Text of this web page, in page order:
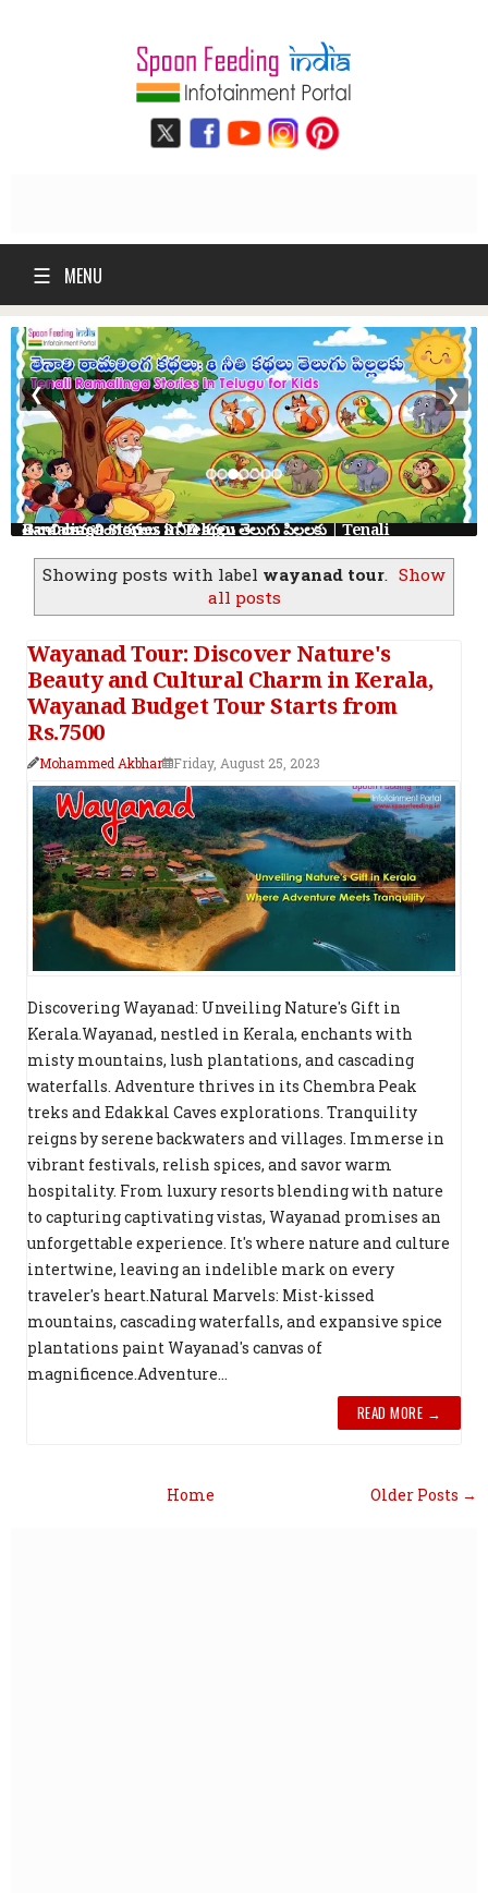
☰ MENU
తెనాలి రామలింగ కథలు: 8 నీతి కథలు తెలుగు పిల్లలకు | Tenali Ramalinga Stories in Telugu
❮ ❯
Showing posts with label wayanad tour. Show
all posts
Wayanad Tour: Discover Nature's
Beauty and Cultural Charm in Kerala,
Wayanad Budget Tour Starts from
Rs.7500
Mohammed Akbhar Friday, August 25, 2023
Discovering Wayanad: Unveiling Nature's Gift in
Kerala.Wayanad, nestled in Kerala, enchants with
misty mountains, lush plantations, and cascading
waterfalls. Adventure thrives in its Chembra Peak
treks and Edakkal Caves explorations. Tranquility
reigns by serene backwaters and villages. Immerse in
vibrant festivals, relish spices, and savor warm
hospitality. From luxury resorts blending with nature
to capturing captivating vistas, Wayanad promises an
unforgettable experience. It's where nature and culture
intertwine, leaving an indelible mark on every
traveler's heart.Natural Marvels: Mist-kissed
mountains, cascading waterfalls, and expansive spice
plantations paint Wayanad's canvas of
magnificence.Adventure...
READ MORE →
Older Posts →
Home